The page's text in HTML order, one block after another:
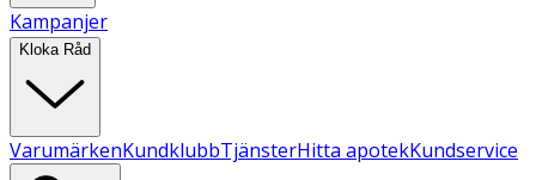
Kampanjer
Kloka Råd
VarumärkenKundklubbTjänsterHitta apotekKundservice